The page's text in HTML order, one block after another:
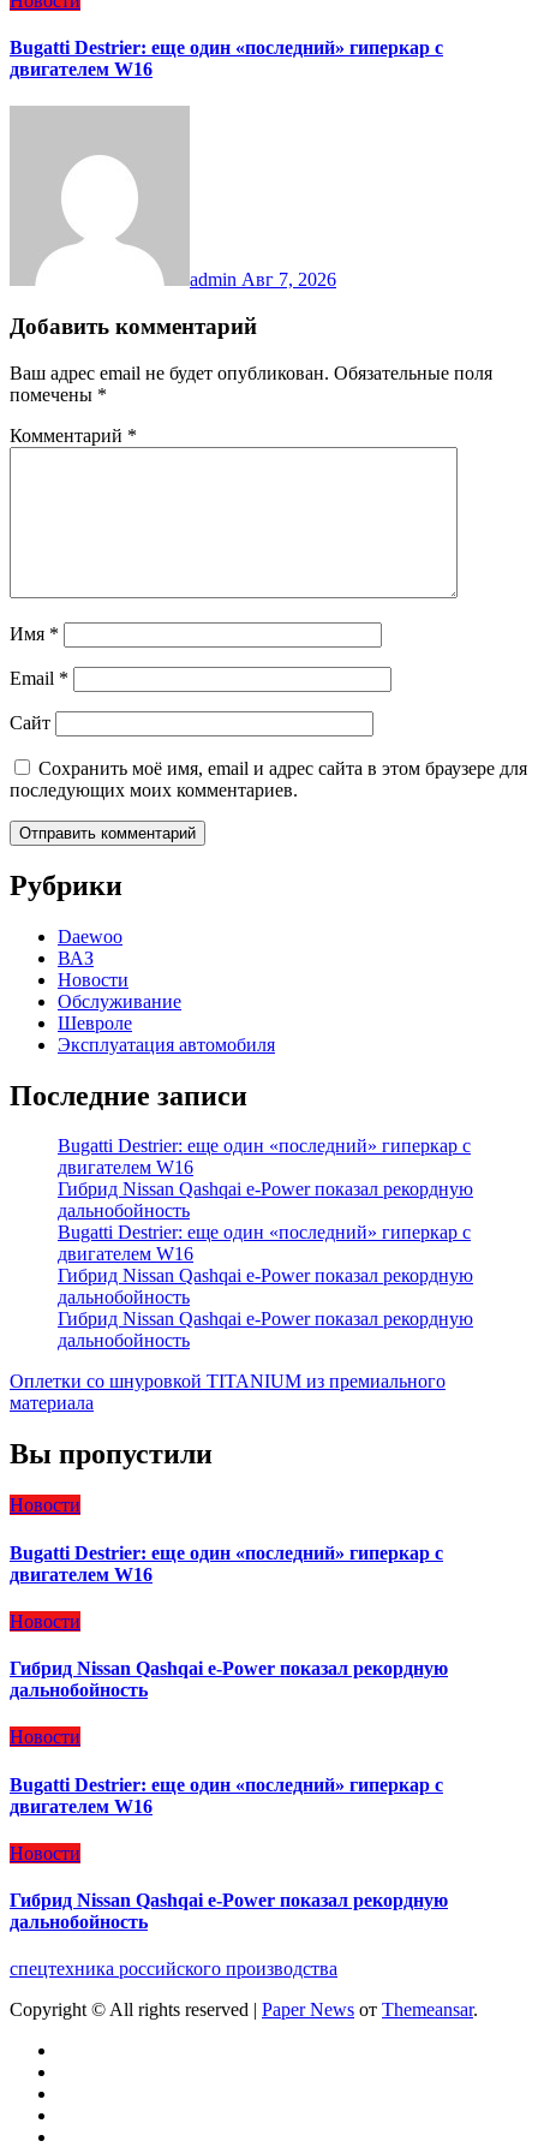
Bugatti Destrier: еще один «последний» гиперкар с
двигателем W16
admin Авг 7, 2026
Добавить комментарий
Ваш адрес email не будет опубликован. Обязательные поля
помечены *
Комментарий *
Имя *
Email *
Сайт
Сохранить моё имя, email и адрес сайта в этом браузере для
последующих моих комментариев.
Рубрики
Daewoo
ВАЗ
Новости
Обслуживание
Шевроле
Эксплуатация автомобиля
Последние записи
Bugatti Destrier: еще один «последний» гиперкар с
двигателем W16
Гибрид Nissan Qashqai e-Power показал рекордную
дальнобойность
Bugatti Destrier: еще один «последний» гиперкар с
двигателем W16
Гибрид Nissan Qashqai e-Power показал рекордную
дальнобойность
Гибрид Nissan Qashqai e-Power показал рекордную
дальнобойность
Оплетки со шнуровкой TITANIUM из премиального
материала
Вы пропустили
Новости
Bugatti Destrier: еще один «последний» гиперкар с
двигателем W16
Новости
Гибрид Nissan Qashqai e-Power показал рекордную
дальнобойность
Новости
Bugatti Destrier: еще один «последний» гиперкар с
двигателем W16
Новости
Гибрид Nissan Qashqai e-Power показал рекордную
дальнобойность
спецтехника российского производства
Copyright © All rights reserved | Paper News от Themeansar.